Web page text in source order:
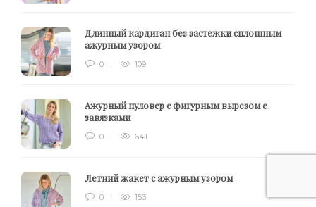
Длинный кардиган без застежки сплошным
ажурным узором
0 109
Ажурный пуловер с фигурным вырезом с
завязками
0 641
Летний жакет с ажурным узором
0 153